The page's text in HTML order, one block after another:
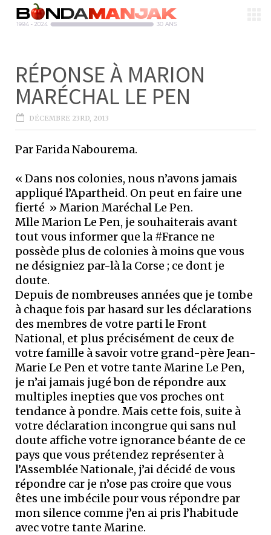
RÉPONSE À MARION
MARÉCHAL LE PEN
DÉCEMBRE 23RD, 2013
Par Farida Nabourema.
« Dans nos colonies, nous n’avons jamais
appliqué l’Apartheid. On peut en faire une
fierté » Marion Maréchal Le Pen.
Mlle Marion Le Pen, je souhaiterais avant
tout vous informer que la #France ne
possède plus de colonies à moins que vous
ne désigniez par-là la Corse ; ce dont je
doute.
Depuis de nombreuses années que je tombe
à chaque fois par hasard sur les déclarations
des membres de votre parti le Front
National, et plus précisément de ceux de
votre famille à savoir votre grand-père Jean-
Marie Le Pen et votre tante Marine Le Pen,
je n’ai jamais jugé bon de répondre aux
multiples inepties que vos proches ont
tendance à pondre. Mais cette fois, suite à
votre déclaration incongrue qui sans nul
doute affiche votre ignorance béante de ce
pays que vous prétendez représenter à
l’Assemblée Nationale, j’ai décidé de vous
répondre car je n’ose pas croire que vous
êtes une imbécile pour vous répondre par
mon silence comme j’en ai pris l’habitude
avec votre tante Marine.